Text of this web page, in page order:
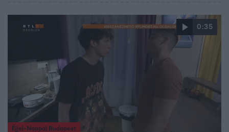
0:35
Éjjel-Nappal Budapest